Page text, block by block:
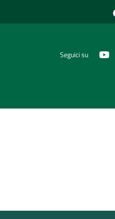
Seguici su